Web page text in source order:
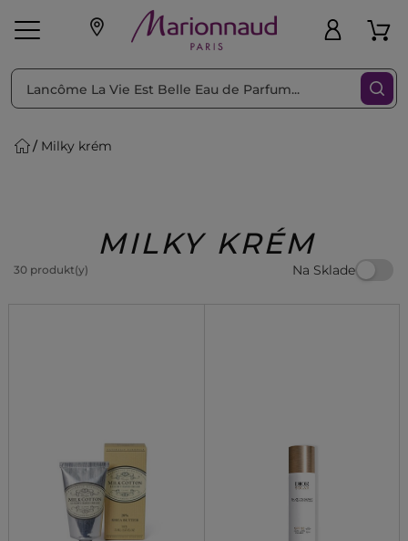
pleť Líčenie
Beauty
Milky krém
MILKY KRÉM
30 produkt(y) Na Sklade
Triediť podľa Filtrovať